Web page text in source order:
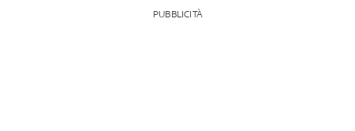
PUBBLICITÀ